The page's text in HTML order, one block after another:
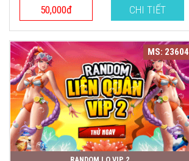
50,000đ CHI TIẾT
MS: 23604